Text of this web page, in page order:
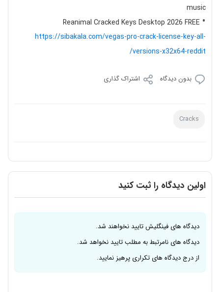
music
Reanimal Cracked Keys Desktop 2026 FREE
https://sibakala.com/vegas-pro-crack-license-key-all-
versions-x32x64-reddit/
بدون دیدگاه اشتراک گذاری
Cracks
اولین دیدگاه را ثبت کنید
دیدگاه های فینگلیش تایید نخواهند شد.
دیدگاه های نامرتبط به مطلب تایید نخواهد شد.
از درج دیدگاه های تکراری پرهیز نمایید.